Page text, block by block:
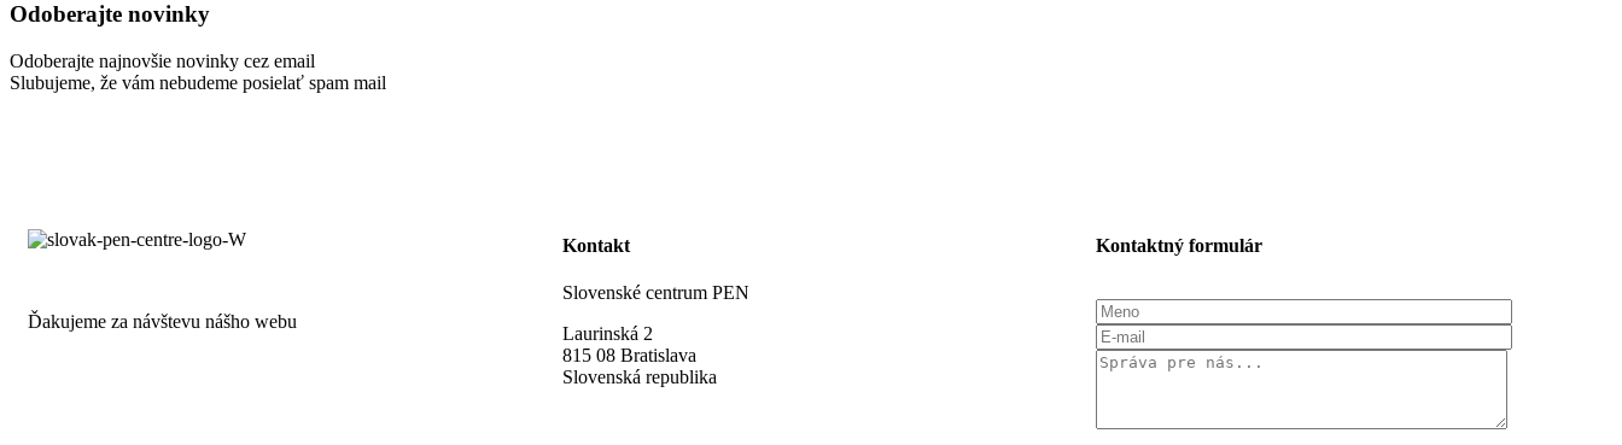
Odoberajte novinky
Odoberajte najnovšie novinky cez email
Slubujeme, že vám nebudeme posielať spam mail
Ďakujeme za návštevu nášho webu
Kontakt
Slovenské centrum PEN
Laurinská 2
815 08 Bratislava
Slovenská republika
Kontaktný formulár